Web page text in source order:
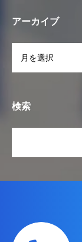
アーカイブ
検索